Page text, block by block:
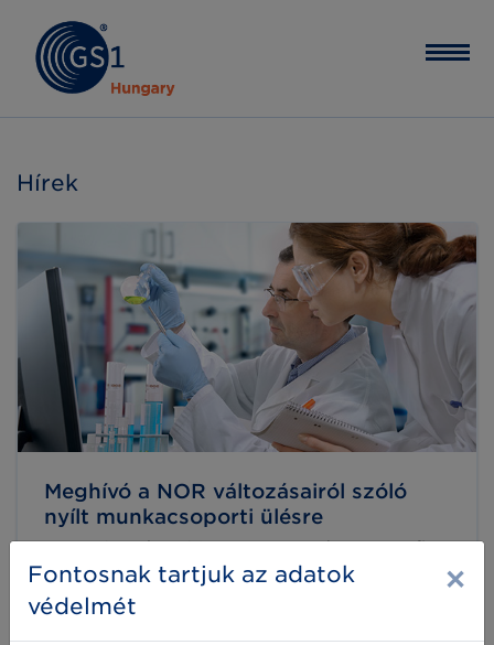
Hírek
Meghívó a NOR változásairól szóló
nyílt munkacsoporti ülésre
Az NNGYK és a GS1 Magyarország Nonprofit
Zrt. tisztelettel meghívja az érdeklődőket a
Magyar Egészségügyi Felhasználó Csoport
(MEFCS) Cikktörzs munkacsoportjának soron
Fontosnak tartjuk az adatok
védelmét
×